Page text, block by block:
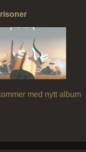
med nytt album